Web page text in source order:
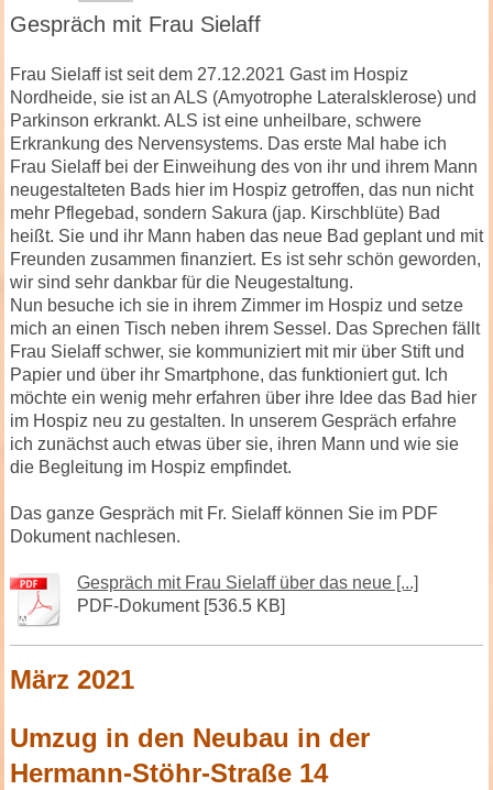
Gespräch mit Frau Sielaff
Frau Sielaff ist seit dem 27.12.2021 Gast im Hospiz
Nordheide, sie ist an ALS (Amyotrophe Lateralsklerose) und
Parkinson erkrankt. ALS ist eine unheilbare, schwere
Erkrankung des Nervensystems. Das erste Mal habe ich
Frau Sielaff bei der Einweihung des von ihr und ihrem Mann
neugestalteten Bads hier im Hospiz getroffen, das nun nicht
mehr Pflegebad, sondern Sakura (jap. Kirschblüte) Bad
heißt. Sie und ihr Mann haben das neue Bad geplant und mit
Freunden zusammen finanziert. Es ist sehr schön geworden,
wir sind sehr dankbar für die Neugestaltung.
Nun besuche ich sie in ihrem Zimmer im Hospiz und setze
mich an einen Tisch neben ihrem Sessel. Das Sprechen fällt
Frau Sielaff schwer, sie kommuniziert mit mir über Stift und
Papier und über ihr Smartphone, das funktioniert gut. Ich
möchte ein wenig mehr erfahren über ihre Idee das Bad hier
im Hospiz neu zu gestalten. In unserem Gespräch erfahre
ich zunächst auch etwas über sie, ihren Mann und wie sie
die Begleitung im Hospiz empfindet.
Das ganze Gespräch mit Fr. Sielaff können Sie im PDF
Dokument nachlesen.
Gespräch mit Frau Sielaff über das neue [...]
PDF-Dokument [536.5 KB]
März 2021
Umzug in den Neubau in der
Hermann-Stöhr-Straße 14